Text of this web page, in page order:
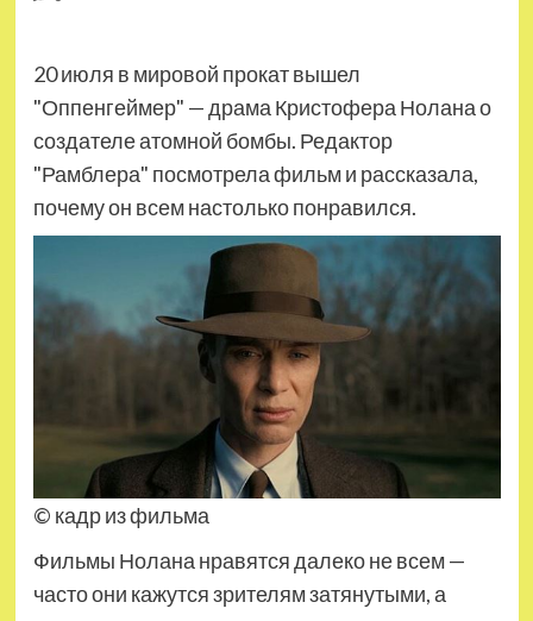
20 июля в мировой прокат вышел
"Оппенгеймер" — драма Кристофера Нолана о
создателе атомной бомбы. Редактор
"Рамблера" посмотрела фильм и рассказала,
почему он всем настолько понравился.
© кадр из фильма
Фильмы Нолана нравятся далеко не всем —
часто они кажутся зрителям затянутыми, а